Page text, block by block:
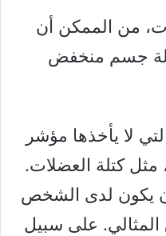
من الممكن أن
جسم منخفض
لا يأخذها مؤشر
مثل كتلة العضلات.
يكون لدى الشخص
على سبيل